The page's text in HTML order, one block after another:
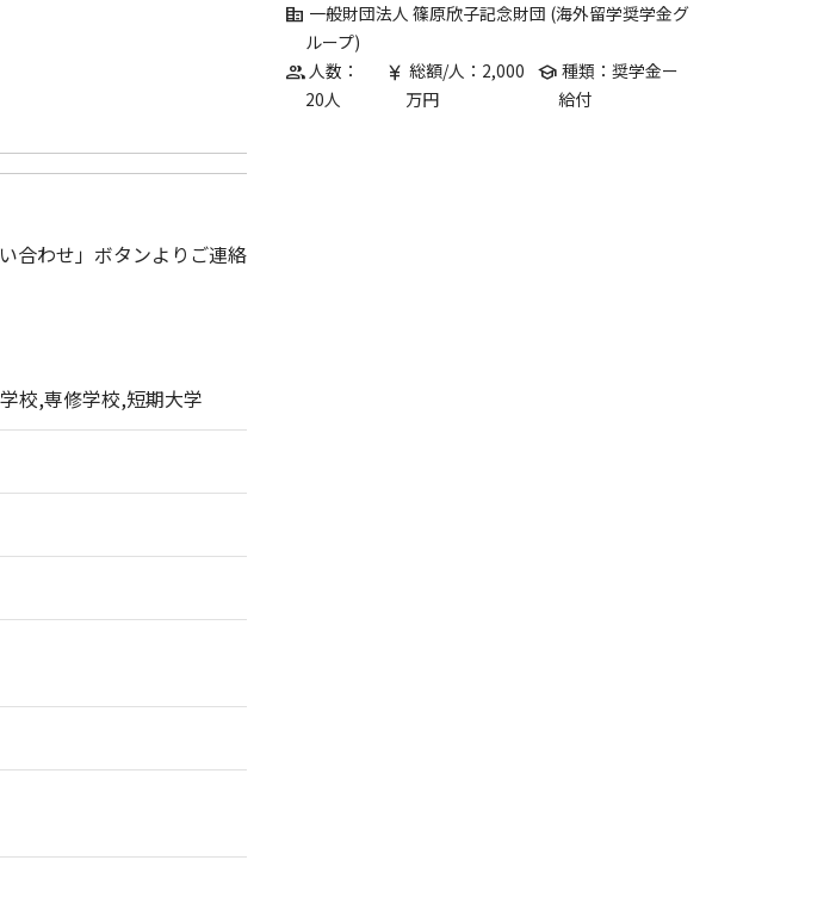
合わせ」ボタンよりご連絡
校,専修学校,短期大学
corporate_fare 一般財団法人 篠原欣子記念財団 (海外留学奨学金グ
ループ)
group人数：
20人
currency_yen 総額/人：2,000
万円
school 種類：奨学金ー
給付